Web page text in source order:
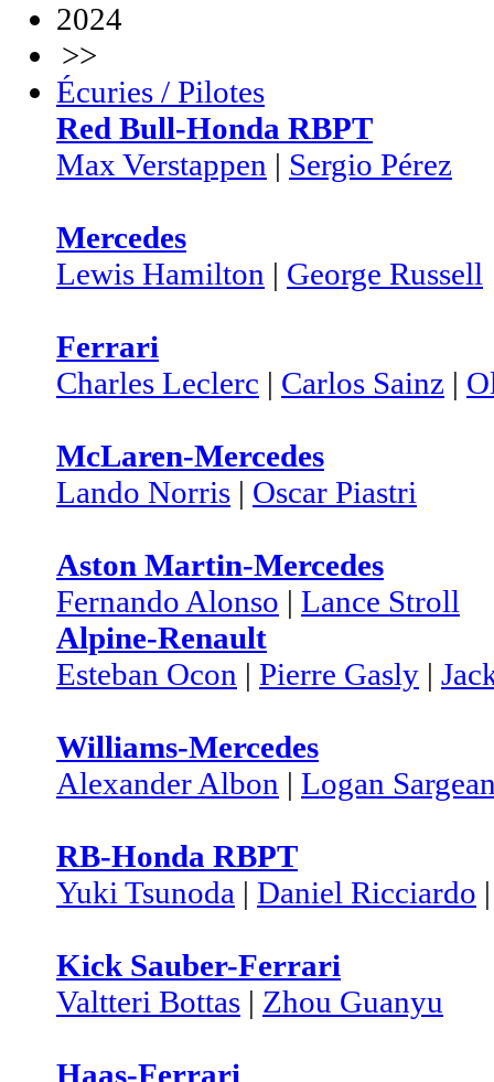
2024
>>
Écuries / Pilotes
Red Bull-Honda RBPT
Max Verstappen | Sergio Pérez
Mercedes
Lewis Hamilton | George Russell
Ferrari
Charles Leclerc | Carlos Sainz |
McLaren-Mercedes
Lando Norris | Oscar Piastri
Aston Martin-Mercedes
Fernando Alonso | Lance Stroll
Alpine-Renault
Esteban Ocon | Pierre Gasly |
Williams-Mercedes
Alexander Albon | Logan
RB-Honda RBPT
Yuki Tsunoda | Daniel Ricciardo
Kick Sauber-Ferrari
Valtteri Bottas | Zhou Guanyu
Haas-Ferrari